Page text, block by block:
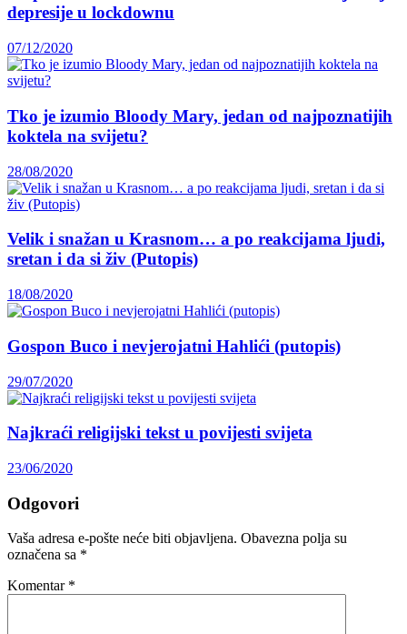
depresije u lockdownu
07/12/2020
Tko je izumio Bloody Mary, jedan od najpoznatijih
koktela na svijetu?
28/08/2020
Velik i snažan u Krasnom… a po reakcijama ljudi,
sretan i da si živ (Putopis)
18/08/2020
Gospon Buco i nevjerojatni Hahlići (putopis)
29/07/2020
Najkraći religijski tekst u povijesti svijeta
23/06/2020
Odgovori
Vaša adresa e-pošte neće biti objavljena. Obavezna polja su
označena sa *
Komentar *